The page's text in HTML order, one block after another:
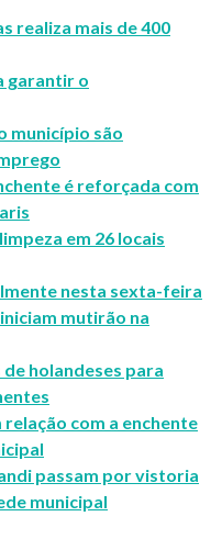
realiza mais de 400
garantir o
município são
é reforçada com
em 26 locais
nesta sexta-feira
mutirão na
holandeses para
com a enchente
passam por vistoria
municipal